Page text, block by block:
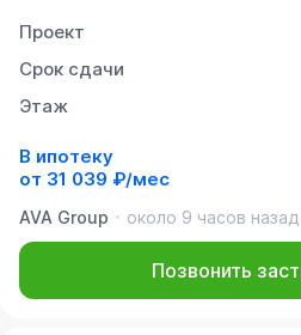
Проект
Срок сдачи
Этаж
В ипотеку
от 31 039 ₽/мес
AVA Group
около 9 часов назад
Позвонить